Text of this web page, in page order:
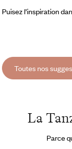
Puisez l’inspiration
Toutes nos
La
Parce